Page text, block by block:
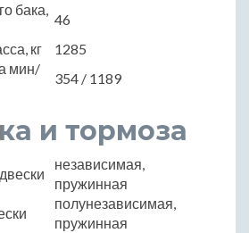
бака,
46
кг
1285
мин/
354 / 1189
и тормоза
независимая,
пружинная
полунезависимая,
пружинная